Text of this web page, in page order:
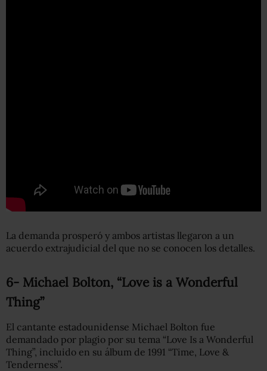
La demanda prosperó y ambos artistas llegaron a un
acuerdo extrajudicial del que no se conocen los detalles.
6- Michael Bolton, “Love is a Wonderful
Thing”
El cantante estadounidense Michael Bolton fue
demandado por plagio por su tema “Love Is a Wonderful
Thing”, incluido en su álbum de 1991 “Time, Love &
Tenderness”.